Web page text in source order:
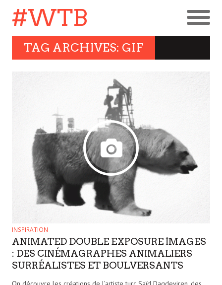
#WTB
TAG ARCHIVES: GIF
INSPIRATION
ANIMATED DOUBLE EXPOSURE İMAGES
: DES CINÉMAGRAPHES ANIMALIERS
SURRÉALISTES ET BOULVERSANTS